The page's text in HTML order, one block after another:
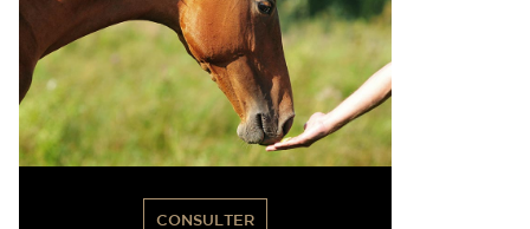
CONSULTER